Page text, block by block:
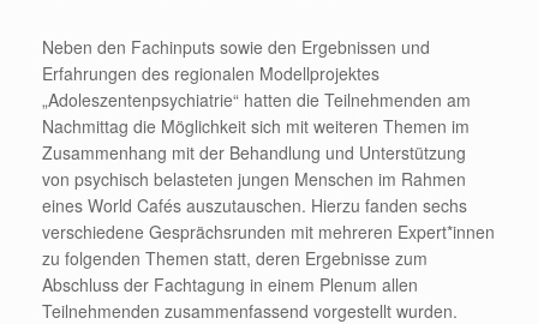
Neben den Fachinputs sowie den Ergebnissen und
Erfahrungen des regionalen Modellprojektes
„Adoleszentenpsychiatrie“ hatten die Teilnehmenden am
Nachmittag die Möglichkeit sich mit weiteren Themen im
Zusammenhang mit der Behandlung und Unterstützung
von psychisch belasteten jungen Menschen im Rahmen
eines World Cafés auszutauschen. Hierzu fanden sechs
verschiedene Gesprächsrunden mit mehreren Expert*innen
zu folgenden Themen statt, deren Ergebnisse zum
Abschluss der Fachtagung in einem Plenum allen
Teilnehmenden zusammenfassend vorgestellt wurden.